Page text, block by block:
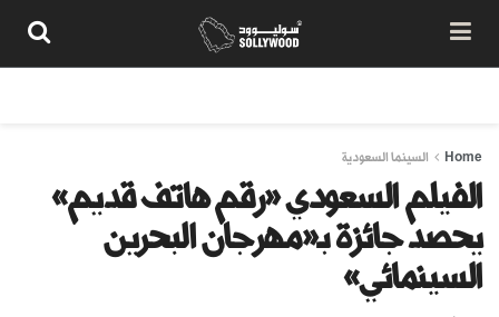
Home السينما السعودية
الفيلم السعودي «رقم هاتف قديم»
يحصد جائزة بـ«مهرجان البحرين
السينمائي»